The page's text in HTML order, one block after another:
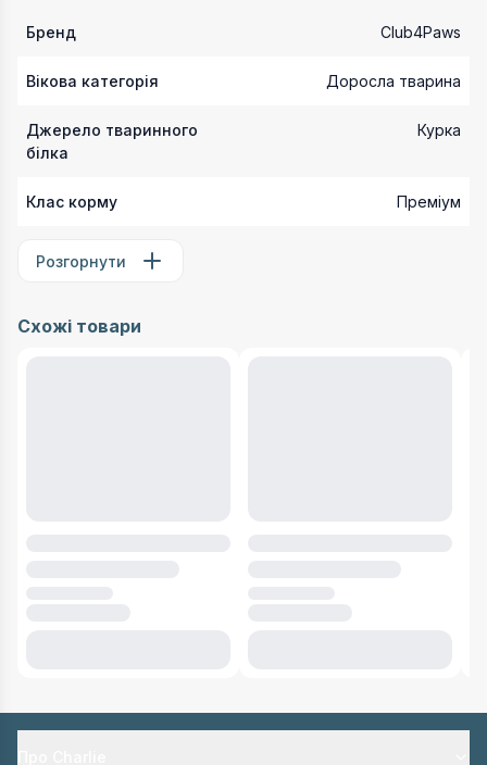
Бренд Club4Paws
Вікова категорія Доросла тварина
Джерело тваринного
білка
Курка
Клас корму Преміум
Розгорнути
Схожі товари